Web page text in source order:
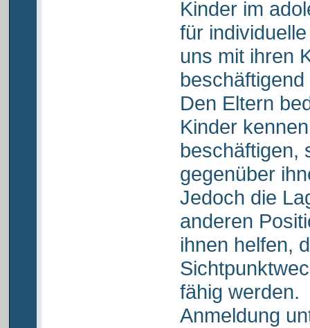
Kinder im
für
uns mit ihren
Den Eltern
Kinder
beschäftigen,
gegenüber
Jedoch die
anderen
ihnen helfen,
fähig werden.
Anmeldung